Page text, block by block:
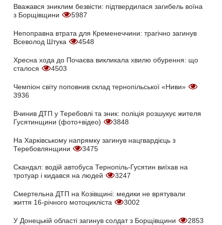
Вважався зниклим безвісти: підтвердилася загибель воїна
з Борщівщини
5987
Непоправна втрата для Кременеччини: трагічно загинув
Всеволод Штука
4548
Хресна хода до Почаєва викликала хвилю обурення: що
сталося
4503
Чемпіон світу поповнив склад тернопільської «Ниви»
3936
Вчинив ДТП у Теребовлі та зник: поліція розшукує жителя
Гусятинщини (фото+відео)
3848
На Харківському напрямку загинув нацгвардієць з
Теребовлянщини
3475
Скандал: водій автобуса Тернопіль-Гусятин виїхав на
тротуар і кидався на людей
3247
Смертельна ДТП на Козівщині: медики не врятували
життя 16-річного мотоцикліста
3002
У Донецькій області загинув солдат з Борщівщини 2853